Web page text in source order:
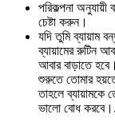
পরিকল্পনা অনুযায়ী
চেষ্টা করুন।
যদি তুমি ব্যায়াম
ব্যায়ামের রুটিন
আবার বাড়াতে
শুরুতে তোমার
তাহলে ব্যায়ামকে
ভালো বোধ করবে।.